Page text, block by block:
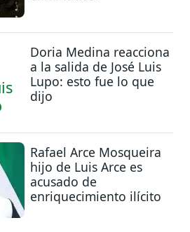
Doria Medina reacciona
a la salida de José Luis
Lupo: esto fue lo que
dijo
Rafael Arce Mosqueira
hijo de Luis Arce es
acusado de
enriquecimiento ilícito